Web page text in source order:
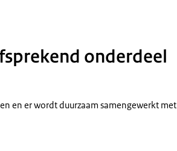
onderdeel
en er wordt duurzaam samengewerkt met